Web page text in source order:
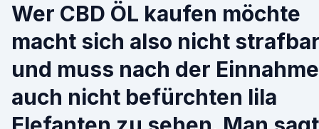
Wer CBD ÖL kaufen möchte
macht sich also nicht strafbar
und muss nach der Einnahme
auch nicht befürchten lila